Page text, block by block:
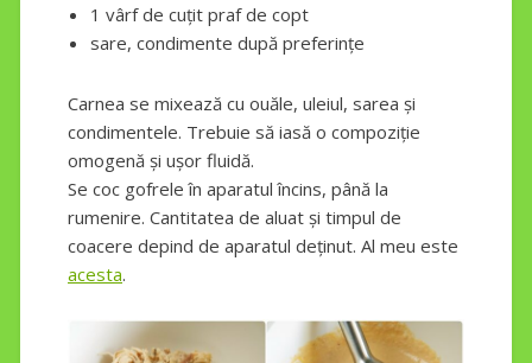
1 vârf de cuțit praf de copt
sare, condimente după preferințe
Carnea se mixează cu ouăle, uleiul, sarea și
condimentele. Trebuie să iasă o compoziție
omogenă și ușor fluidă.
Se coc gofrele în aparatul încins, până la
rumenire. Cantitatea de aluat și timpul de
coacere depind de aparatul deținut. Al meu este
acesta.